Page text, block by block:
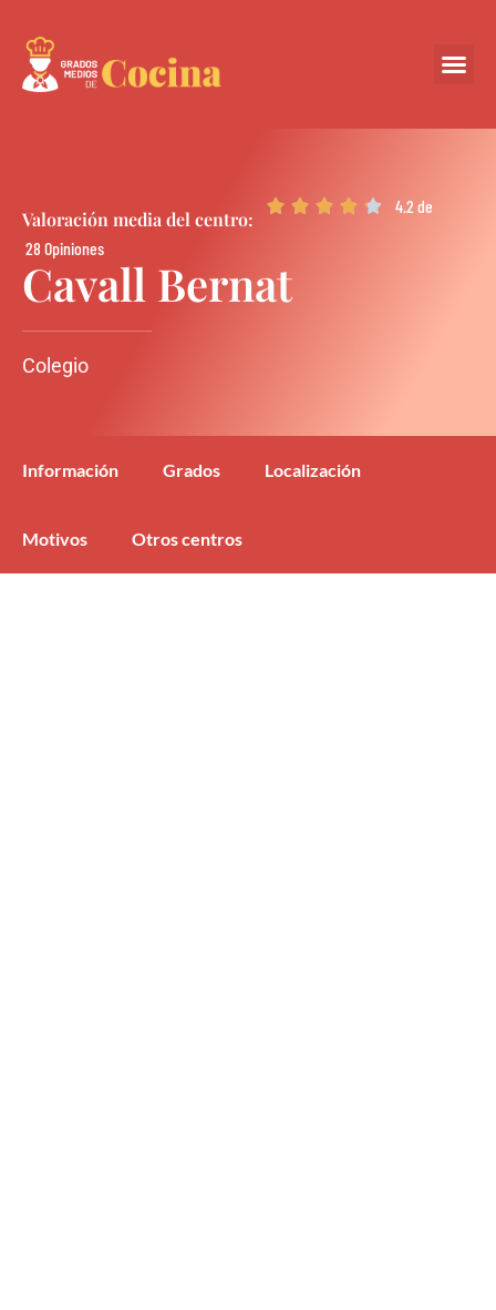
Valoración media del centro:
     4.2 de
28 Opiniones
Cavall Bernat
Colegio
Información Grados Localización
Motivos Otros centros